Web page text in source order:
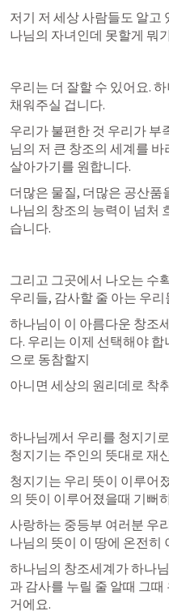
저기 저 세상 사람들도 알고
나님의 자녀인데 못할게 뭐
우리는 더 잘할 수 있어요.
채워주실 겁니다.
우리가 불편한 것 우리가 부
님의 저 큰 창조의 세계를
살아가기를 원합니다.
더많은 물질, 더많은 공산품
나님의 창조의 능력이 넘처
습니다.
그리고 그곳에서 나오는 수
우리들, 감사할 줄 아는 우
하나님이 이 아름다운 창조
다. 우리는 이제 선택해야
으로 동참할지
아니면 세상의 원리데로 착
하나님께서 우리를 청지기
청지기는 주인의 뜻대로 재
청지기는 우리 뜻이 이루어
의 뜻이 이루어졌을때 기뻐
사랑하는 중등부 여러분 우
나님의 뜻이 이 땅에 온전히
하나님의 창조세계가 하나
과 감사를 누릴 줄 알때 그
거에요.